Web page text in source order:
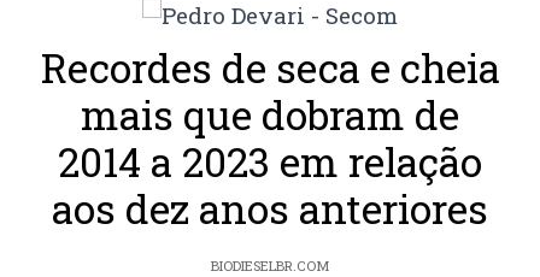
Recordes de seca e cheia
mais que dobram de
2014 a 2023 em relação
aos dez anos anteriores
BIODIESELBR.COM